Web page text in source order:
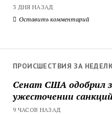
3 ДНЯ НАЗАД
Оставить комментарий
ПРОИСШЕСТВИЯ ЗА
Сенат США одобрил
ужесточении
9 ЧАСОВ НАЗАД